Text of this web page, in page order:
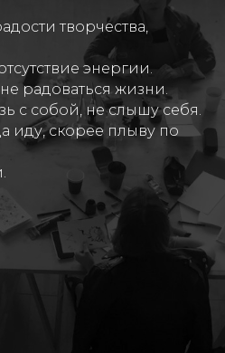
творчества,
энергии.
радоваться жизни.
с собой, не слышу себя.
иду, скорее плыву по